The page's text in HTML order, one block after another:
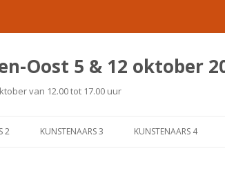
Oost 5 & 12 oktober
van 12.00 tot 17.00 uur
naar
2 KUNSTENAARS 3 KUNSTENAARS 4